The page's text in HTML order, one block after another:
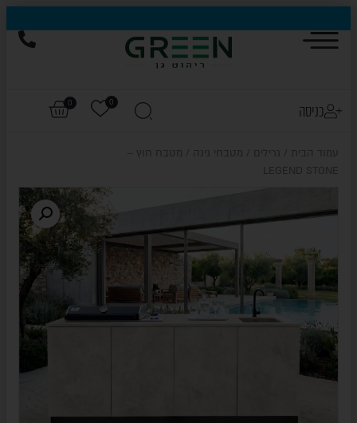
כניסה 0
0
עמוד הבית גרילים מטבחי גינה
/ מטבח חוץ –
LEGEND STONE